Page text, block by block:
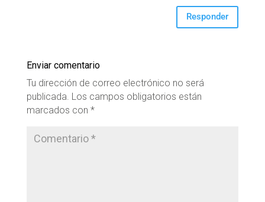
Responder
Enviar comentario
Tu dirección de correo electrónico no será
publicada. Los campos obligatorios están
marcados con *